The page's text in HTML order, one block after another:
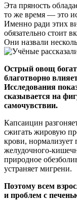
Эта пряность
то же время — это
Именно ради этих
обязательно стоит
Они назвали
Острый овощ
благотворно
Исследования
сказывается на
самочувствии.
Капсаицин
сжигать жировую
крови, нормализует
желудочного-
природное
устраняет мигрени.
Поэтому всем
и проблем с